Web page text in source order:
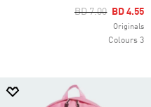
Price Reduced
BD 7.00ToBD 4.55
Originals
3 Colours